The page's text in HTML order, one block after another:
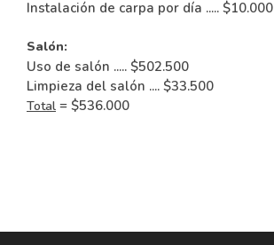
Instalación de carpa por día ..... $10.000
Salón:
Uso de salón ..... $502.500
Limpieza del salón .... $33.500
Total = $536.000